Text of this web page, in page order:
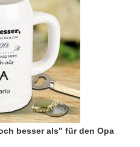
besser als" für den Opa